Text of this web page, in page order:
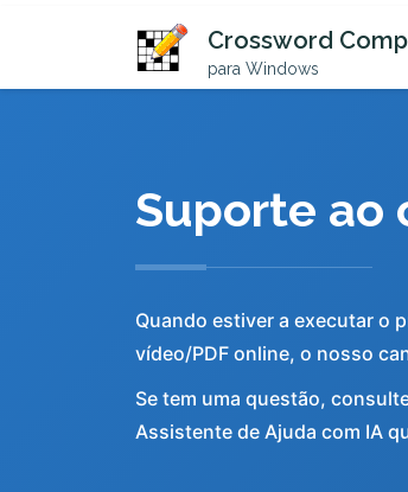
Crossword
para Windows
Suporte ao
Quando estiver a executar o
vídeo/PDF online, o nosso
Se tem uma questão,
Assistente de Ajuda com IA